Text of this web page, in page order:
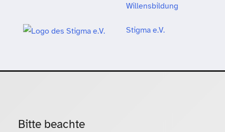
Willensbildung
Stigma e.V.
Bitte beachte